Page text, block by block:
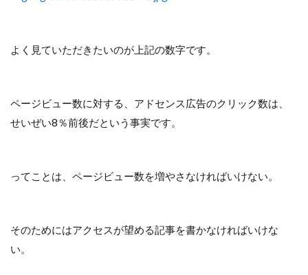
よく見ていただきたいのが上記の数字です。
ページビュー数に対する、アドセンス広告のクリック数は、
せいぜい8％前後だという事実です。
ってことは、ページビュー数を増やさなければいけない。
そのためにはアクセスが望める記事を書かなければいけな
い。